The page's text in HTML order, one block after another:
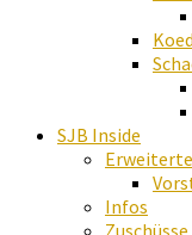
SJB Inside
Infos
Zuschüsse